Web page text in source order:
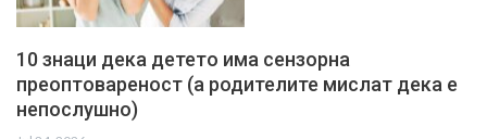
10 знаци дека детето има сензорна
преоптовареност (а родителите мислат дека е
непослушно)